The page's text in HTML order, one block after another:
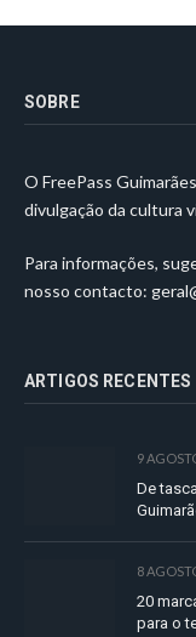
SOBRE
O FreePass
divulgação da cultura
Para informações,
nosso contacto:
ARTIGOS RECENTES
9
De
8
20
para o